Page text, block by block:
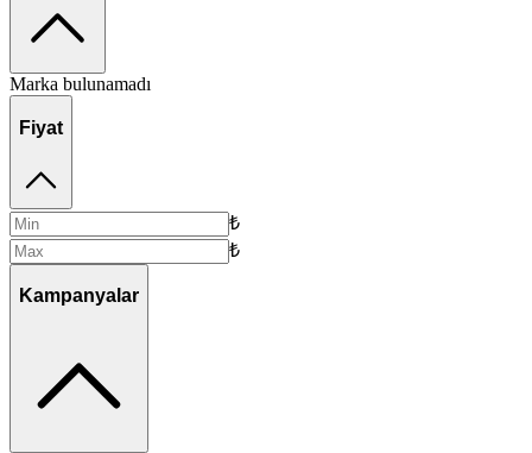
Marka bulunamadı
Fiyat
₺
₺
Kampanyalar